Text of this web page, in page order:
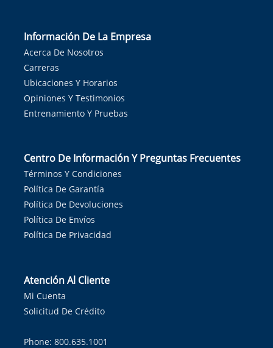
Información De La Empresa
Acerca De Nosotros
Carreras
Ubicaciones Y Horarios
Opiniones Y Testimonios
Entrenamiento Y Pruebas
Centro De Información Y Preguntas Frecuentes
Términos Y Condiciones
Política De Garantía
Política De Devoluciones
Política De Envíos
Política De Privacidad
Atención Al Cliente
Mi Cuenta
Solicitud De Crédito
Phone: 800.635.1001